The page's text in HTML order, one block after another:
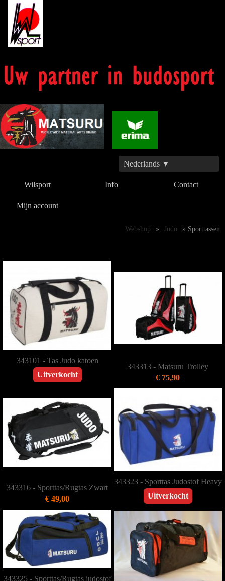
Nederlands ▼
Wilsport Info Contact
Mijn account
Webshop » Judo » Sporttassen
343101 - Tas Judo katoen
Uitverkocht
343313 - Matsuru Trolley
€ 75,90
343316 - Sporttas/Rugtas Zwart
€ 49,00
343323 - Sporttas Judostof Heavy
Uitverkocht
343325 - Sporttas/Rugtas judostof